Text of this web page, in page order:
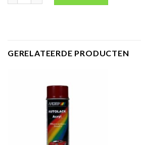
GERELATEERDE PRODUCTEN